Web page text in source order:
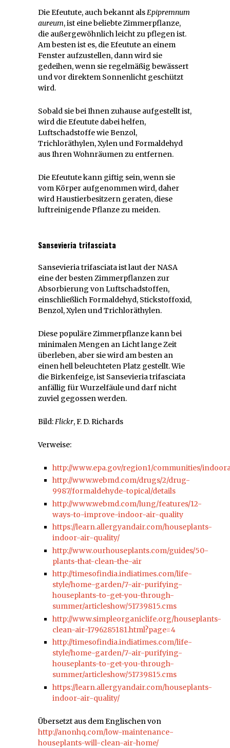
Die Efeutute, auch bekannt alsEpipremnum
aureum, ist eine beliebte Zimmerpflanze,
die außergewöhnlich leicht zu pflegen ist.
Am besten ist es, die Efeutute an einem
Fenster aufzustellen, dann wird sie
gedeihen, wenn sie regelmäßig bewässert
und vor direktem Sonnenlicht geschützt
wird.
Sobald sie bei Ihnen zuhause aufgestellt ist,
wird die Efeutute dabei helfen,
Luftschadstoffe wie Benzol,
Trichloräthylen, Xylen und Formaldehyd
aus Ihren Wohnräumen zu entfernen.
Die Efeutute kann giftig sein, wenn sie
vom Körper aufgenommen wird, daher
wird Haustierbesitzern geraten, diese
luftreinigende Pflanze zu meiden.
Sansevieria trifasciata
Sansevieria trifasciata ist laut der NASA
eine der besten Zimmerpflanzen zur
Absorbierung von Luftschadstoffen,
einschließlich Formaldehyd, Stickstoffoxid,
Benzol, Xylen und Trichloräthylen.
Diese populäre Zimmerpflanze kann bei
minimalen Mengen an Licht lange Zeit
überleben, aber sie wird am besten an
einen hell beleuchteten Platz gestellt. Wie
die Birkenfeige, ist Sansevieria trifasciata
anfällig für Wurzelfäule und darf nicht
zuviel gegossen werden.
Bild:Flickr, F. D. Richards
Verweise:
http://www.epa.gov/region1/communities/
http://www.webmd.com/drugs/2/drug-
9987/formaldehyde-topical/details
http://www.webmd.com/lung/features/12-
ways-to-improve-indoor-air-quality
https://learn.allergyandair.com/houseplants-
indoor-air-quality/
http://www.ourhouseplants.com/guides/50-
plants-that-clean-the-air
http://timesofindia.indiatimes.com/life-
style/home-garden/7-air-purifying-
houseplants-to-get-you-through-
summer/articleshow/51739815.cms
http://www.simpleorganiclife.org/houseplants-
clean-air-1796285181.html?page=4
http://timesofindia.indiatimes.com/life-
style/home-garden/7-air-purifying-
houseplants-to-get-you-through-
summer/articleshow/51739815.cms
https://learn.allergyandair.com/houseplants-
indoor-air-quality/
Übersetzt aus dem Englischen von
http://anonhq.com/low-maintenance-
houseplants-will-clean-air-home/